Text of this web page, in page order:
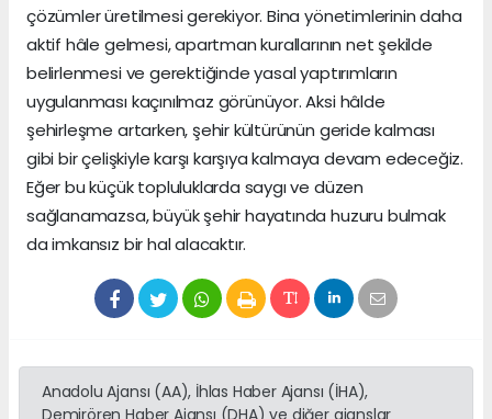
çözümler üretilmesi gerekiyor. Bina yönetimlerinin daha
aktif hâle gelmesi, apartman kurallarının net şekilde
belirlenmesi ve gerektiğinde yasal yaptırımların
uygulanması kaçınılmaz görünüyor. Aksi hâlde
şehirleşme artarken, şehir kültürünün geride kalması
gibi bir çelişkiyle karşı karşıya kalmaya devam edeceğiz.
Eğer bu küçük topluluklarda saygı ve düzen
sağlanamazsa, büyük şehir hayatında huzuru bulmak
da imkansız bir hal alacaktır.
Anadolu Ajansı (AA), İhlas Haber Ajansı (İHA),
Demirören Haber Ajansı (DHA) ve diğer ajanslar